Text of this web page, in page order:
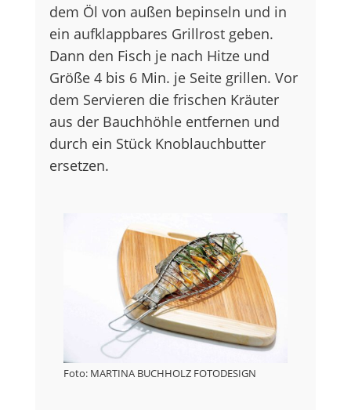
dem Öl von außen bepinseln und in
ein aufklappbares Grillrost geben.
Dann den Fisch je nach Hitze und
Größe 4 bis 6 Min. je Seite grillen. Vor
dem Servieren die frischen Kräuter
aus der Bauchhöhle entfernen und
durch ein Stück Knoblauchbutter
ersetzen.
Foto: MARTINA BUCHHOLZ FOTODESIGN